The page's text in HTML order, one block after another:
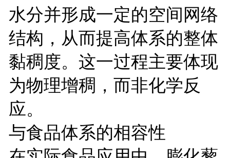
水分并形成一定的空间网络
结构，从而提高体系的整体
黏稠度。这一过程主要体现
为物理增稠，而非化学反
应。
与食品体系的相容性